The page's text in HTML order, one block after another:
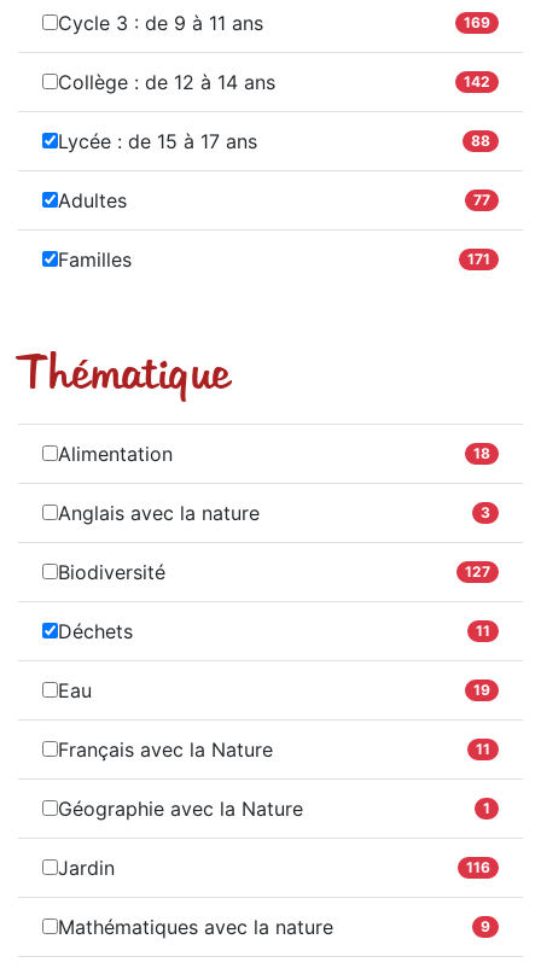
Cycle 3 : de 9 à 11 ans 169
Collège : de 12 à 14 ans 142
Lycée : de 15 à 17 ans 88
Adultes 77
Familles 171
Thématique
Alimentation 18
Anglais avec la nature 3
Biodiversité 127
Déchets 11
Eau 19
Français avec la Nature 11
Géographie avec la Nature 1
Jardin 116
Mathématiques avec la nature 9